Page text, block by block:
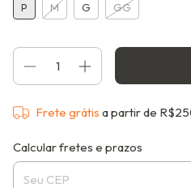
P M G GG
Frete grátis a partir de
Entregas para o CEP:
Calcular fretes e prazos